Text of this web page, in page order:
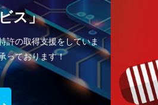
ス」
許の取得支援をしていま
っております！